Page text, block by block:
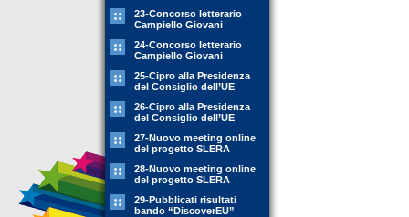
23-Concorso letterario
Campiello Giovani
24-Concorso letterario
Campiello Giovani
25-Cipro alla Presidenza
del Consiglio dell’UE
26-Cipro alla Presidenza
del Consiglio dell’UE
27-Nuovo meeting online
del progetto SLERA
28-Nuovo meeting online
del progetto SLERA
29-Pubblicati risultati
bando “DiscoverEU”